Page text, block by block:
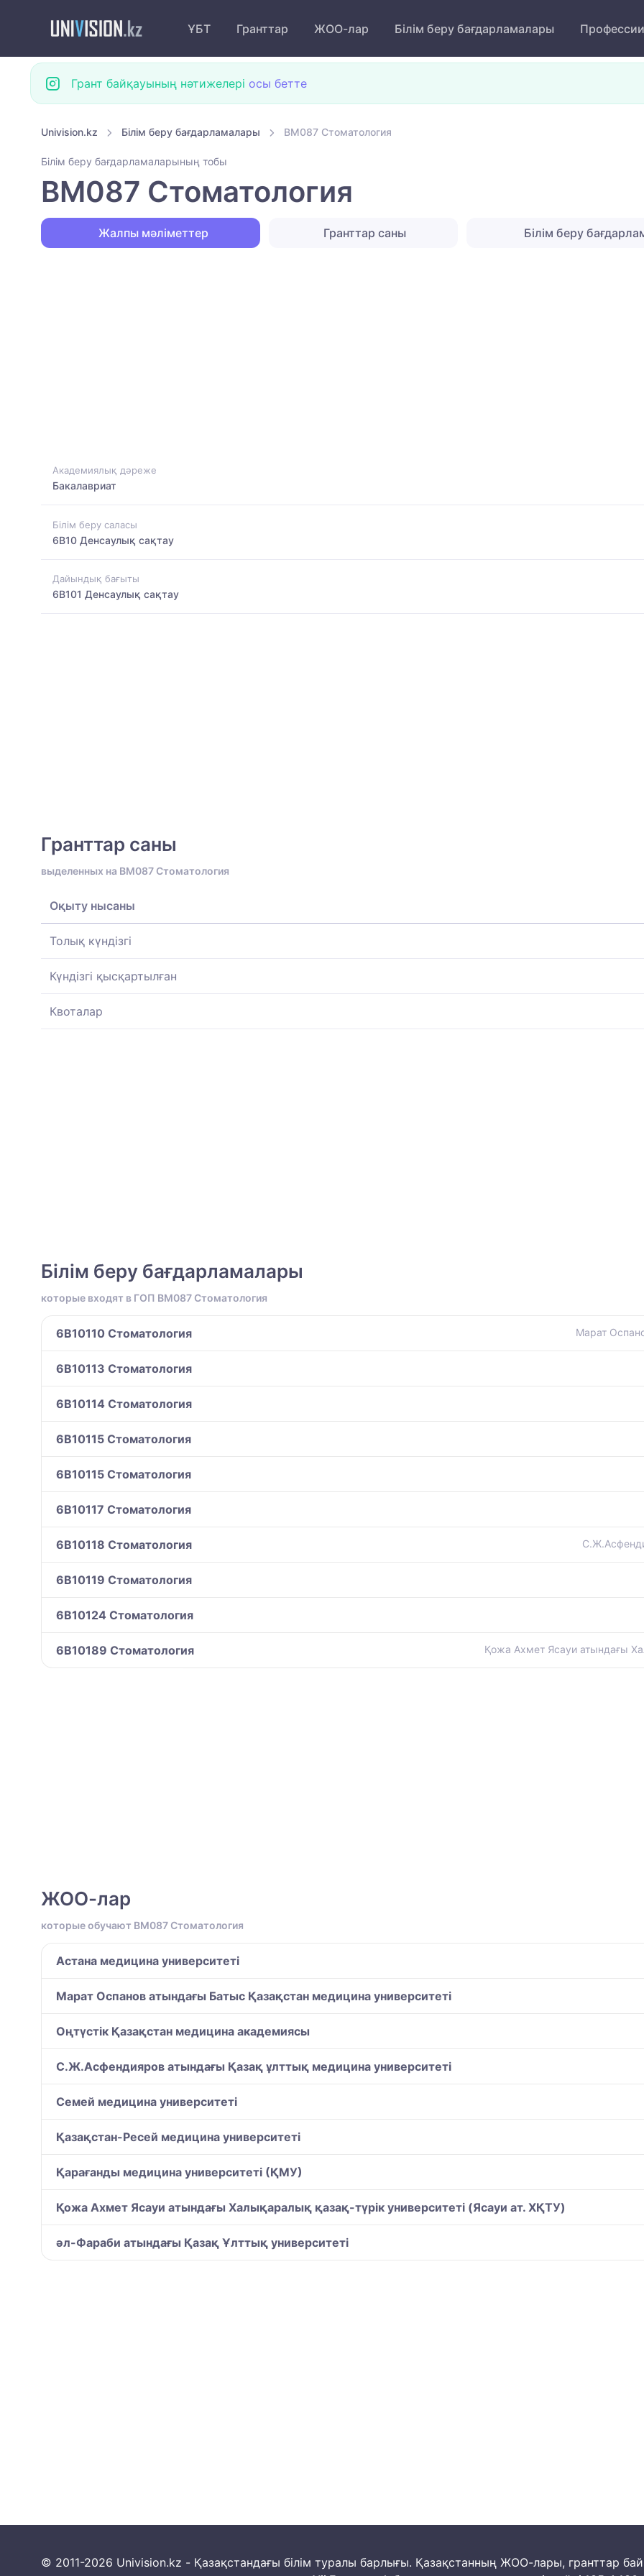
ҰБТ Гранттар ЖОО-лар Білім беру бағдарламалары Профессии
Грант байқауының нәтижелері осы бетте
Univision.kz Білім беру бағдарламалары BM087 Стоматология
Білім беру бағдарламаларының тобы
BM087 Стоматология
Жалпы мәліметтер Гранттар саны Білім беру
Академиялық дәреже
Бакалавриат
Білім беру саласы
6B10 Денсаулық сақтау
Дайындық бағыты
6B101 Денсаулық сақтау
Гранттар саны
выделенных на BM087 Стоматология
Оқыту нысаны
Толық күндізгі
Күндізгі қысқартылған
Квоталар
Білім беру бағдарламалары
которые входят в ГОП BM087 Стоматология
6B10110 Стоматология Марат
6B10113 Стоматология
6B10114 Стоматология
6B10115 Стоматология
6B10115 Стоматология
6B10117 Стоматология
6B10118 Стоматология
6B10119 Стоматология
6B10124 Стоматология
6B10189 Стоматология Қожа Ахмет Ясауи атындағы
ЖОО-лар
которые обучают BM087 Стоматология
Астана медицина университеті
Марат Оспанов атындағы Батыс Қазақстан медицина университеті
Оңтүстік Қазақстан медицина академиясы
С.Ж.Асфендияров атындағы Қазақ ұлттық медицина университеті
Семей медицина университеті
Қазақстан-Ресей медицина университеті
Қарағанды медицина университеті (ҚМУ)
Қожа Ахмет Ясауи атындағы Халықаралық қазақ-түрiк университетi (Ясауи ат. ХҚТУ)
әл-Фараби атындағы Қазақ Ұлттық университеті
© 2011-2026 Univision.kz - Қазақстандағы білім туралы барлығы. Қазақстанның ЖОО-лары, гранттар